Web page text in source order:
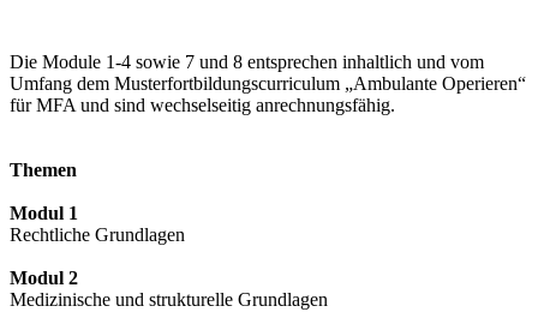
Die Module 1-4 sowie 7 und 8 entsprechen inhaltlich und vom
Umfang dem Musterfortbildungscurriculum „Ambulante Operieren“
für MFA und sind wechselseitig anrechnungsfähig.
Themen
Modul 1
Rechtliche Grundlagen
Modul 2
Medizinische und strukturelle Grundlagen